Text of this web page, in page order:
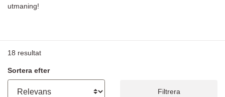
utmaning!
18 resultat
Sortera efter
Filtrera